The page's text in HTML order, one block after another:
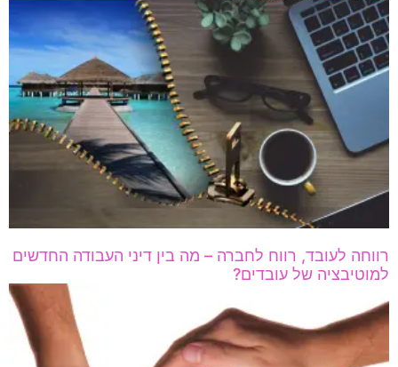
רווחה לעובד, רווח לחברה – מה בין דיני העבודה החדשים
למוטיבציה של עובדים?